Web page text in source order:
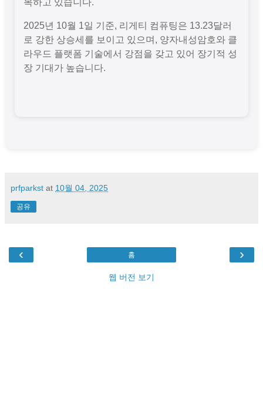
목하고 있습니다.
2025년 10월 1일 기준, 리게티 컴퓨팅은 13.23달러
로 강한 상승세를 보이고 있으며, 양자내성암호와 클
라우드 플랫폼 기술에서 강점을 갖고 있어 장기적 성
장 기대가 높습니다.
prfparkst at 10월 04, 2025
공유
‹ ›
홈
웹 버전 보기